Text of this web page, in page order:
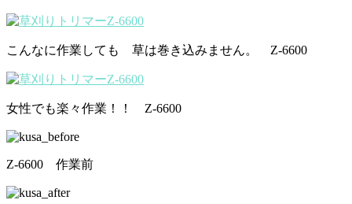
こんなに作業しても 草は巻き込みません。 Z-6600
女性でも楽々作業！！ Z-6600
Z-6600 作業前